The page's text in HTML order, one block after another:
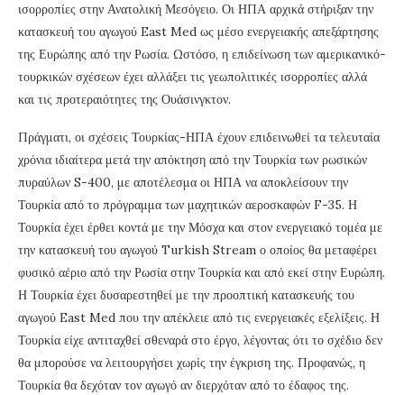
ισορροπίες στην Ανατολική Μεσόγειο. Οι ΗΠΑ αρχικά στήριξαν την
κατασκευή του αγωγού East Med ως μέσο ενεργειακής απεξάρτησης
της Ευρώπης από την Ρωσία. Ωστόσο, η επιδείνωση των αμερικανικό-
τουρκικών σχέσεων έχει αλλάξει τις γεωπολιτικές ισορροπίες αλλά
και τις προτεραιότητες της Ουάσινγκτον.
Πράγματι, οι σχέσεις Τουρκίας-ΗΠΑ έχουν επιδεινωθεί τα τελευταία
χρόνια ιδιαίτερα μετά την απόκτηση από την Τουρκία των ρωσικών
πυραύλων S-400, με αποτέλεσμα οι ΗΠΑ να αποκλείσουν την
Τουρκία από το πρόγραμμα των μαχητικών αεροσκαφών F-35. Η
Τουρκία έχει έρθει κοντά με την Μόσχα και στον ενεργειακό τομέα με
την κατασκευή του αγωγού Turkish Stream ο οποίος θα μεταφέρει
φυσικό αέριο από την Ρωσία στην Τουρκία και από εκεί στην Ευρώπη.
Η Τουρκία έχει δυσαρεστηθεί με την προοπτική κατασκευής του
αγωγού East Med που την απέκλειε από τις ενεργειακές εξελίξεις. Η
Τουρκία είχε αντιταχθεί σθεναρά στο έργο, λέγοντας ότι το σχέδιο δεν
θα μπορούσε να λειτουργήσει χωρίς την έγκριση της. Προφανώς, η
Τουρκία θα δεχόταν τον αγωγό αν διερχόταν από το έδαφος της.